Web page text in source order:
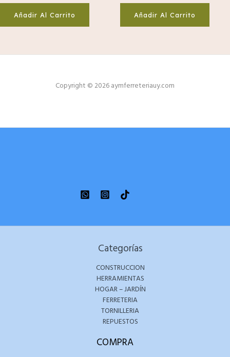
Añadir Al Carrito Añadir Al Carrito
Copyright © 2026 aymferreteriauy.com
Categorías
CONSTRUCCION
HERRAMIENTAS
HOGAR – JARDÍN
FERRETERIA
TORNILLERIA
REPUESTOS
COMPRA